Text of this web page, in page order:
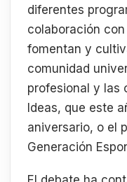
diferentes
colaboración
fomentan y
comunidad
profesional y las
Ideas, que este
aniversario, o el
Generación